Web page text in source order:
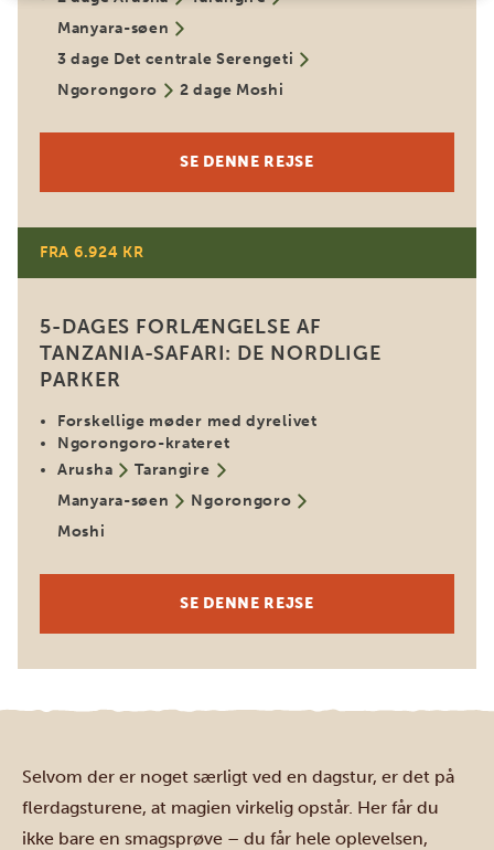
Manyara-søen
3 dage Det centrale Serengeti
Ngorongoro
2 dage Moshi
SE DENNE REJSE
FRA 6.924 KR
5-DAGES FORLÆNGELSE AF
TANZANIA-SAFARI: DE NORDLIGE
PARKER
Forskellige møder med dyrelivet
Ngorongoro-krateret
Arusha
Tarangire
Manyara-søen
Ngorongoro
Moshi
SE DENNE REJSE
Selvom der er noget særligt ved en dagstur, er det på
flerdagsturene, at magien virkelig opstår. Her får du
ikke bare en smagsprøve – du får hele oplevelsen,